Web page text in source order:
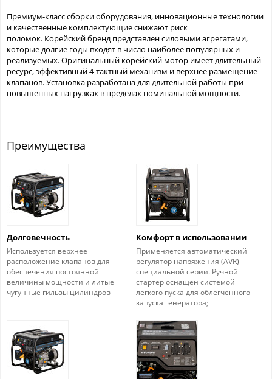
Премиум-класс сборки оборудования, инновационные технологии
и качественные комплектующие снижают риск
поломок. Корейский бренд представлен силовыми агрегатами,
которые долгие годы входят в число наиболее популярных и
реализуемых. Оригинальный корейский мотор имеет длительный
ресурс, эффективный 4-тактный механизм и верхнее размещение
клапанов. Установка разработана для длительной работы при
повышенных нагрузках в пределах номинальной мощности.
Преимущества
Долговечность
Используется верхнее
расположение клапанов для
обеспечения постоянной
величины мощности и литые
чугунные гильзы цилиндров
Комфорт в использовании
Применяется автоматический
регулятор напряжения (AVR)
специальной серии. Ручной
стартер оснащен системой
легкого пуска для облегченного
запуска генератора;